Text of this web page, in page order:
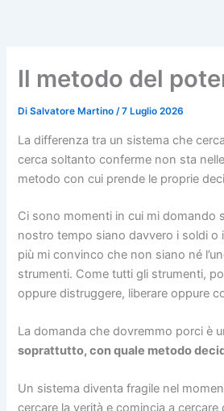
Il metodo del
DiSalvatore Martino/7 Luglio 2026
La differenza tra un sistema che
cerca soltanto conferme non sta
metodo con cui prende le proprie
Ci sono momenti in cui mi domando
nostro tempo siano davvero i soldi o
più mi convinco che non siano né
strumenti. Come tutti gli strumenti,
oppure distruggere, liberare oppure
La domanda che dovremmo porci è
soprattutto, con quale metodo
Un sistema diventa fragile nel
cercare la verità e comincia a cercare